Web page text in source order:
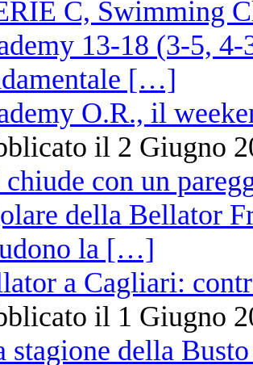
O.R., il
il 2 Giugno
a Cagliari:
il 1 Giugno